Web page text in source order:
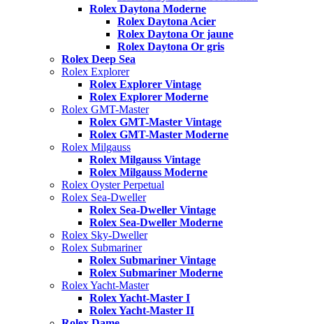
Rolex Daytona Moderne
Rolex Daytona Acier
Rolex Daytona Or jaune
Rolex Daytona Or gris
Rolex Deep Sea
Rolex Explorer
Rolex Explorer Vintage
Rolex Explorer Moderne
Rolex GMT-Master
Rolex GMT-Master Vintage
Rolex GMT-Master Moderne
Rolex Milgauss
Rolex Milgauss Vintage
Rolex Milgauss Moderne
Rolex Oyster Perpetual
Rolex Sea-Dweller
Rolex Sea-Dweller Vintage
Rolex Sea-Dweller Moderne
Rolex Sky-Dweller
Rolex Submariner
Rolex Submariner Vintage
Rolex Submariner Moderne
Rolex Yacht-Master
Rolex Yacht-Master I
Rolex Yacht-Master II